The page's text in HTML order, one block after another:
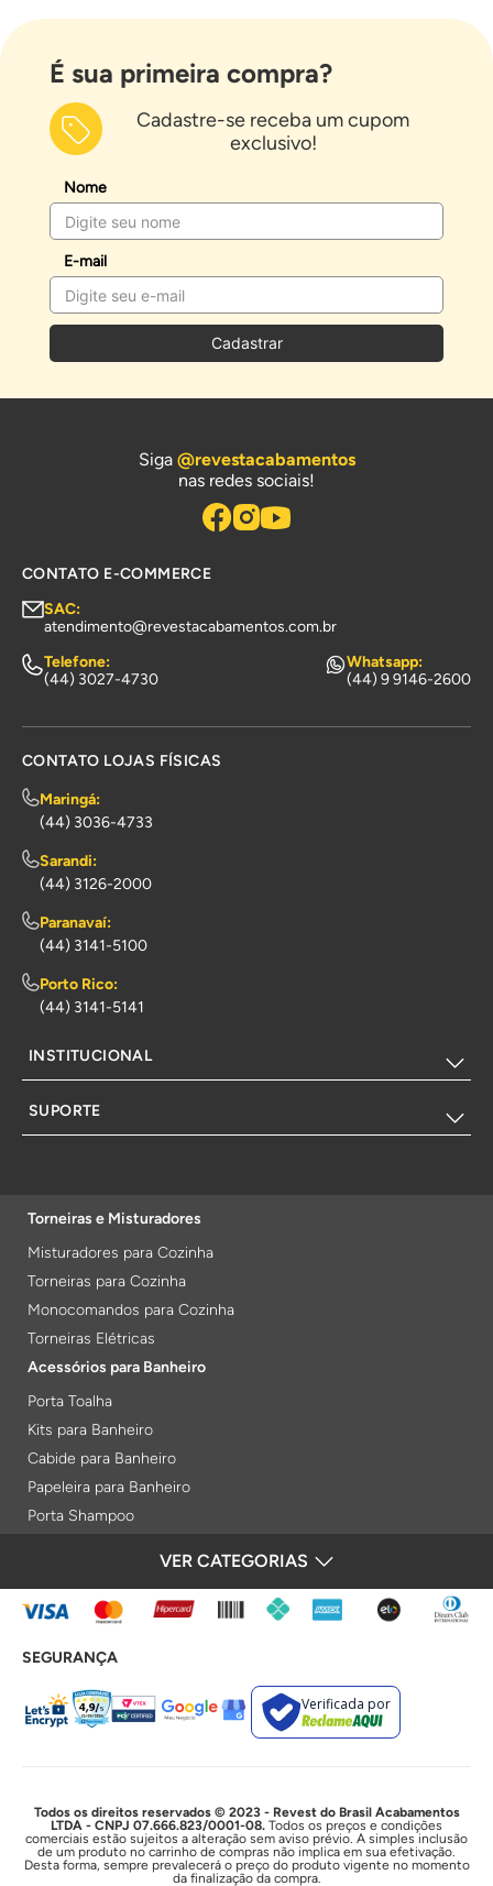
É sua primeira compra?
Cadastre-se receba um cupom
exclusivo!
Nome
E-mail
Cadastrar
Siga @revestacabamentos
nas redes sociais!
CONTATO E-COMMERCE
SAC:
atendimento@revestacabamentos.com.br
Telefone:
(44) 3027-4730
Whatsapp:
(44) 9 9146-2600
CONTATO LOJAS FÍSICAS
Maringá:
(44) 3036-4733
Sarandi:
(44) 3126-2000
Paranavaí:
(44) 3141-5100
Porto Rico:
(44) 3141-5141
INSTITUCIONAL
SUPORTE
Torneiras e Misturadores
Misturadores para Cozinha
Torneiras para Cozinha
Monocomandos para Cozinha
Torneiras Elétricas
Acessórios para Banheiro
Porta Toalha
Kits para Banheiro
Cabide para Banheiro
Papeleira para Banheiro
Porta Shampoo
Porta Toalha Aquecido
Gabinetes para Banheiro
Lixeiras
Acabamentos e Registros
Bases de Registros
Duchas e Chuveiros
Chuveiros Elétricos
Chuveiros
VER CATEGORIAS
FORMAS DE PAGAMENTO
SEGURANÇA
Verificada por
Todos os direitos reservados © 2023 - Revest do Brasil Acabamentos
LTDA - CNPJ 07.666.823/0001-08. Todos os preços e condições
comerciais estão sujeitos a alteração sem aviso prévio. A simples inclusão
de um produto no carrinho de compras não implica em sua efetivação.
Desta forma, sempre prevalecerá o preço do produto vigente no momento
da finalização da compra.